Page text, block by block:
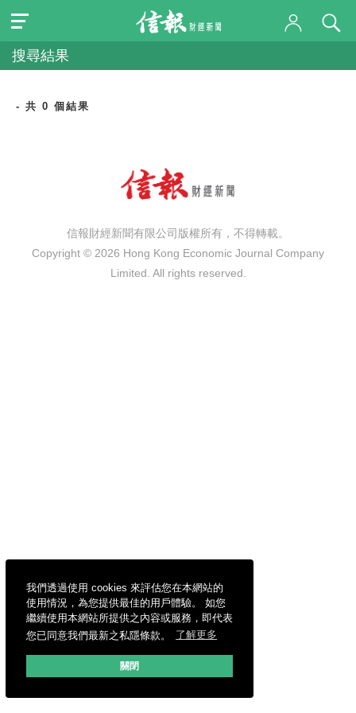
我們透過使用 cookies 來評估您在本網站的
使用情況，為您提供最佳的用戶體驗。 如您
繼續使用本網站所提供之內容或服務，即代表
您已同意我們最新之私隱條款。
了解更多
關閉
搜尋結果
- 共 0 個結果
信報財經新聞有限公司版權所有，不得轉載。
Copyright © 2026 Hong Kong Economic Journal Company
Limited. All rights reserved.